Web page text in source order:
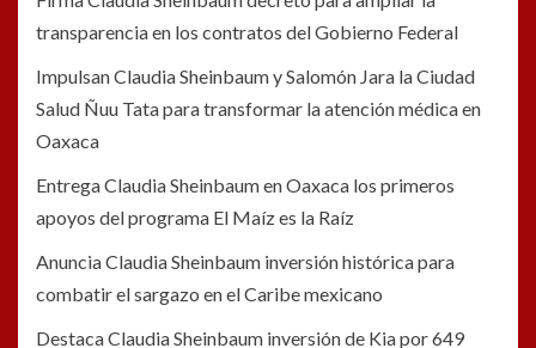
transparencia en los contratos del Gobierno Federal
Impulsan Claudia Sheinbaum y Salomón Jara la Ciudad
Salud Ñuu Tata para transformar la atención médica en
Oaxaca
Entrega Claudia Sheinbaum en Oaxaca los primeros
apoyos del programa El Maíz es la Raíz
Anuncia Claudia Sheinbaum inversión histórica para
combatir el sargazo en el Caribe mexicano
Destaca Claudia Sheinbaum inversión de Kia por 649